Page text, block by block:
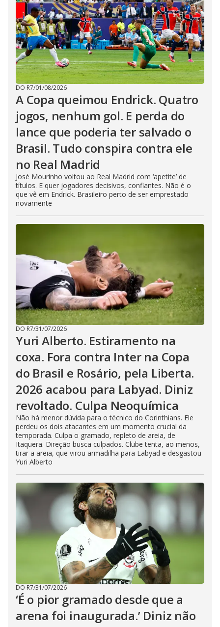
DO R7/01/08/2026
A Copa queimou Endrick. Quatro
jogos, nenhum gol. E perda do
lance que poderia ter salvado o
Brasil. Tudo conspira contra ele
no Real Madrid
José Mourinho voltou ao Real Madrid com ‘apetite’ de
títulos. E quer jogadores decisivos, confiantes. Não é o
que vê em Endrick. Brasileiro perto de ser emprestado
novamente
DO R7/31/07/2026
Yuri Alberto. Estiramento na
coxa. Fora contra Inter na Copa
do Brasil e Rosário, pela Liberta.
2026 acabou para Labyad. Diniz
revoltado. Culpa Neoquímica
Não há menor dúvida para o técnico do Corinthians. Ele
perdeu os dois atacantes em um momento crucial da
temporada. Culpa o gramado, repleto de areia, de
Itaquera. Direção busca culpados. Clube tenta, ao menos,
tirar a areia, que virou armadilha para Labyad e desgastou
Yuri Alberto
DO R7/31/07/2026
‘É o pior gramado desde que a
arena foi inaugurada.’ Diniz não